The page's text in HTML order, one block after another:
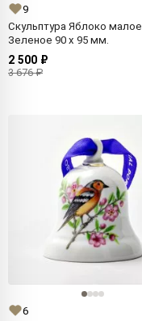
9
Скульптура Яблоко малое
Зеленое 90 x 95 мм.
2 500 ₽
3 676 ₽
6